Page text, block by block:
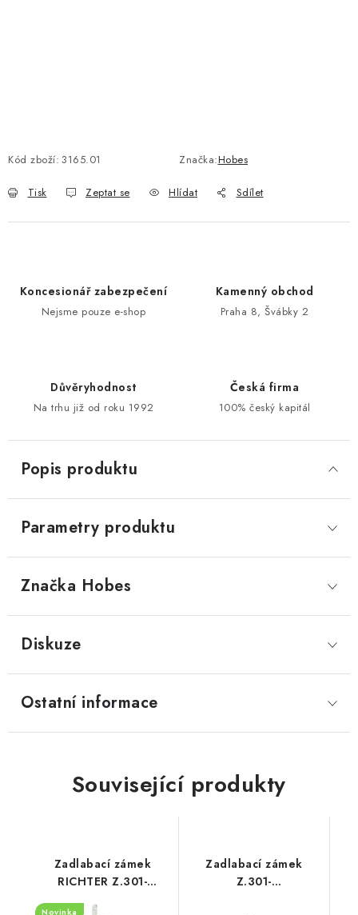
ZNAČKY
Bezpečnostní třídy - PYRAMIDA BEZPEČNOSTI
Zabezpečení domů
Obchodní podmínky
Kontakty
Naše výhody
Bezpečnostní třídy
Kód zboží: 3165.01 Značka:Hobes
Tisk Zeptat se Hlídat Sdílet
Koncesionář zabezpečení
Nejsme pouze e-shop
Kamenný obchod
Praha 8, Švábky 2
Důvěryhodnost
Na trhu již od roku 1992
Česká firma
100% český kapitál
Popis produktu
Parametry produktu
Značka Hobes
Diskuze
Ostatní informace
Související produkty
Zadlabací zámek
RICHTER Z.301-
PZ.90/40/20.PL pro
Novinka
Zadlabací zámek
Z.301-